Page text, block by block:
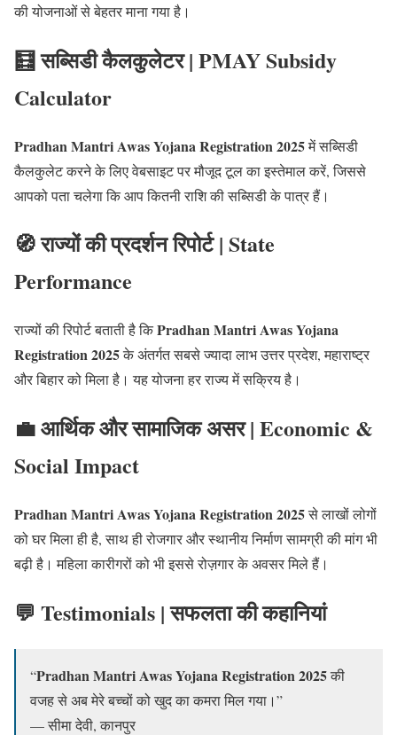
की योजनाओं से बेहतर माना गया है।
🧮 सब्सिडी कैलकुलेटर | PMAY Subsidy
Calculator
Pradhan Mantri Awas Yojana Registration 2025में सब्सिडी
कैलकुलेट करने के लिए वेबसाइट पर मौजूद टूल का इस्तेमाल करें, जिससे
आपको पता चलेगा कि आप कितनी राशि की सब्सिडी के पात्र हैं।
🧭 राज्यों की प्रदर्शन रिपोर्ट | State
Performance
राज्यों की रिपोर्ट बताती है किPradhan Mantri Awas Yojana
Registration 2025के अंतर्गत सबसे ज्यादा लाभ उत्तर प्रदेश, महाराष्ट्र
और बिहार को मिला है। यह योजना हर राज्य में सक्रिय है।
💼 आर्थिक और सामाजिक असर | Economic &
Social Impact
Pradhan Mantri Awas Yojana Registration 2025से लाखों लोगों
को घर मिला ही है, साथ ही रोजगार और स्थानीय निर्माण सामग्री की मांग भी
बढ़ी है। महिला कारीगरों को भी इससे रोज़गार के अवसर मिले हैं।
💬 Testimonials | सफलता की कहानियां
“Pradhan Mantri Awas Yojana Registration 2025की
वजह से अब मेरे बच्चों को खुद का कमरा मिल गया।”
— सीमा देवी, कानपुर